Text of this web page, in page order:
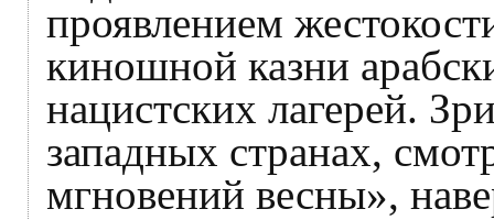
проявлением
киношной казни
нацистских лагерей.
западных странах,
мгновений весны»,